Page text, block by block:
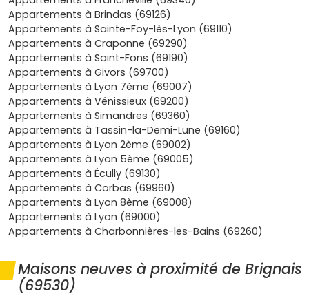
équipements sportifs et écoles… Brignais offre un
quotidien facile, apprécié des familles comme des jeunes
actifs.
Atouts du neuf: normesRE 2020,frais de notaire
réduits (environ 2 à 3 %), peu d'entretien et meilleurs
scores énergétiques . En clair, un achat
plus confortable à vivre.
Si tu veux allier qualité de vieetinvestissement
pérenne, unappartement neuf à Brignais
option solide à considérer.
Les types d'appartements neufs à
Brignais à privilégier
Studios et T2: parfaits pour un premier achat ou un
investissement locatif. La cible ?
Jeunes actifs
mobiles,
Les petites surfaces proches ducentre-villeou des axes
de transport se louent rapidement.
Appartements à Brindas (69126)
Appartements à Sainte-Foy-lès-Lyon (69110)
Appartements à Craponne (69290)
Appartements à Saint-Fons (69190)
Appartements à Givors (69700)
Appartements à Lyon 7ème (69007)
Appartements à Vénissieux (69200)
Appartements à Simandres (69360)
Appartements à Tassin-la-Demi-Lune (69160)
Appartements à Lyon 2ème (69002)
Appartements à Lyon 5ème (69005)
Appartements à Écully (69130)
Appartements à Corbas (69960)
Appartements à Lyon 8ème (69008)
Appartements à Lyon (69000)
Appartements à Charbonnières-les-Bains (69260)
Maisons neuves à proximité de Brignais
(69530)